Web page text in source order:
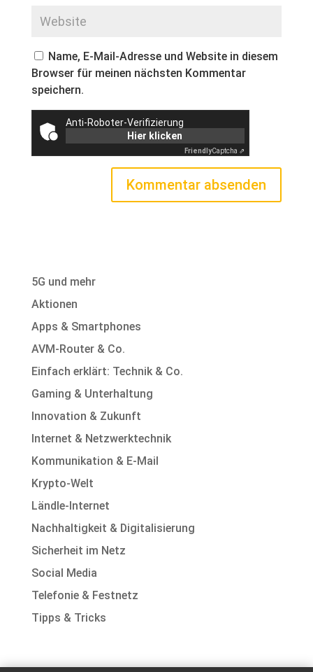
Name, E-Mail-Adresse und Website in diesem
Browser für meinen nächsten Kommentar
speichern.
Anti-Roboter-Verifizierung
Hier klicken
FriendlyCaptcha ⇗
5G und mehr
Aktionen
Apps & Smartphones
AVM-Router & Co.
Einfach erklärt: Technik & Co.
Gaming & Unterhaltung
Innovation & Zukunft
Internet & Netzwerktechnik
Kommunikation & E-Mail
Krypto-Welt
Ländle-Internet
Nachhaltigkeit & Digitalisierung
Sicherheit im Netz
Social Media
Telefonie & Festnetz
Tipps & Tricks